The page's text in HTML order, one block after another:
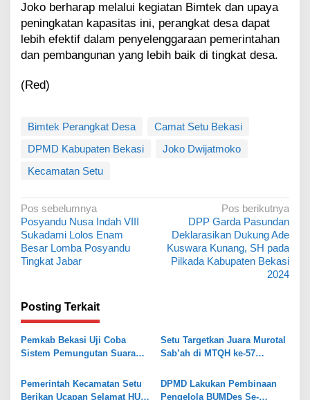
Joko berharap melalui kegiatan Bimtek dan upaya
peningkatan kapasitas ini, perangkat desa dapat
lebih efektif dalam penyelenggaraan pemerintahan
dan pembangunan yang lebih baik di tingkat desa.
(Red)
Bimtek Perangkat Desa
Camat Setu Bekasi
DPMD Kabupaten Bekasi
Joko Dwijatmoko
Kecamatan Setu
N
a
v
i
a
s
i
o
Pos sebelumnya
Posyandu Nusa Indah VIII
Sukadami Lolos Enam
Besar Lomba Posyandu
Tingkat Jabar
Pos berikutnya
DPP Garda Pasundan
Deklarasikan Dukung Ade
Kuswara Kunang, SH pada
Pilkada Kabupaten Bekasi
2024
Posting Terkait
Pemkab Bekasi Uji Coba
Sistem Pemungutan Suara
Setu Targetkan Juara Murotal
Sab’ah di MTQH ke-57
Pemerintah Kecamatan Setu
Berikan Ucapan Selamat HUT
DPMD Lakukan Pembinaan
Pengelola BUMDes Se-